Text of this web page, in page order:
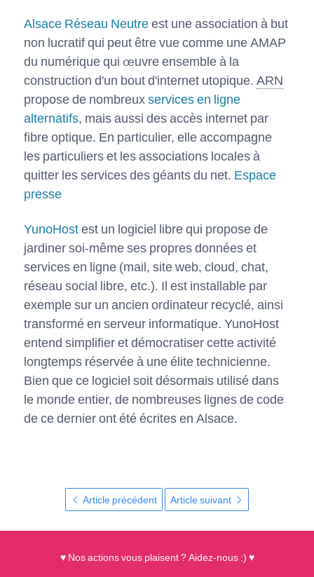
Alsace Réseau Neutreest une association à but
non lucratif qui peut être vue comme une AMAP
du numérique qui œuvre ensemble à la
construction d'un bout d'internet utopique. ARN
propose de nombreuxservices en ligne
alternatifs, mais aussi des accès internet par
fibre optique. En particulier, elle accompagne
les particuliers et les associations locales à
quitter les services des géants du net. Espace
presse
YunoHostest un logiciel libre qui propose de
jardiner soi-même ses propres données et
services en ligne (mail, site web, cloud, chat,
réseau social libre, etc.). Il est installable par
exemple sur un ancien ordinateur recyclé, ainsi
transformé en serveur informatique. YunoHost
entend simplifier et démocratiser cette activité
longtemps réservée à une élite technicienne.
Bien que ce logiciel soit désormais utilisé dans
le monde entier, de nombreuses lignes de code
de ce dernier ont été écrites en Alsace.
Article précédent Article suivant
♥ Nos actions vous plaisent ? Aidez-nous :) ♥